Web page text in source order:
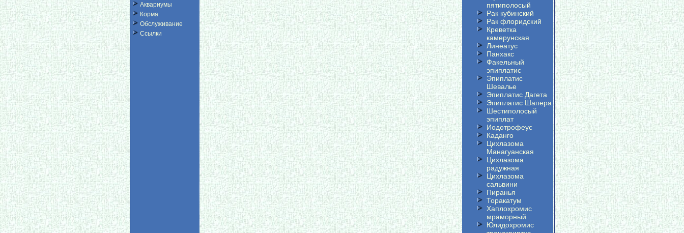
Аквариумы
Корма
Обслуживание
Ссылки
пятиполосый
Рак кубинский
Рак флоридский
Креветка
камерунская
Линеатус
Панхакс
Факельный
эпиплатис
Эпиплатис
Шевалье
Эпиплатис Дагета
Эпиплатис Шапера
Шестиполосый
эпиплат
Иодотрофеус
Каданго
Цихлазома
Манагуанская
Цихлазома
радужная
Цихлазома
сальвини
Пиранья
Торакатум
Хаплохромис
мраморный
Юлидохромис